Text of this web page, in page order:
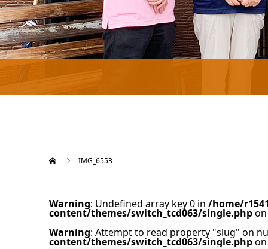
IMG_6553
Warning: Undefined array key 0 in /home/
content/themes/switch_tcd063/single.php
Warning: Attempt to read property "slug" on
content/themes/switch_tcd063/single.php